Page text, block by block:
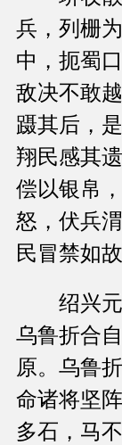
兵，列栅
中，扼蜀
敌决不敢
蹑其后，
翔民感其
偿以银帛
怒，伏兵
民冒禁如
绍兴元
乌鲁折合
原。乌鲁
命诸将坚
多石，马